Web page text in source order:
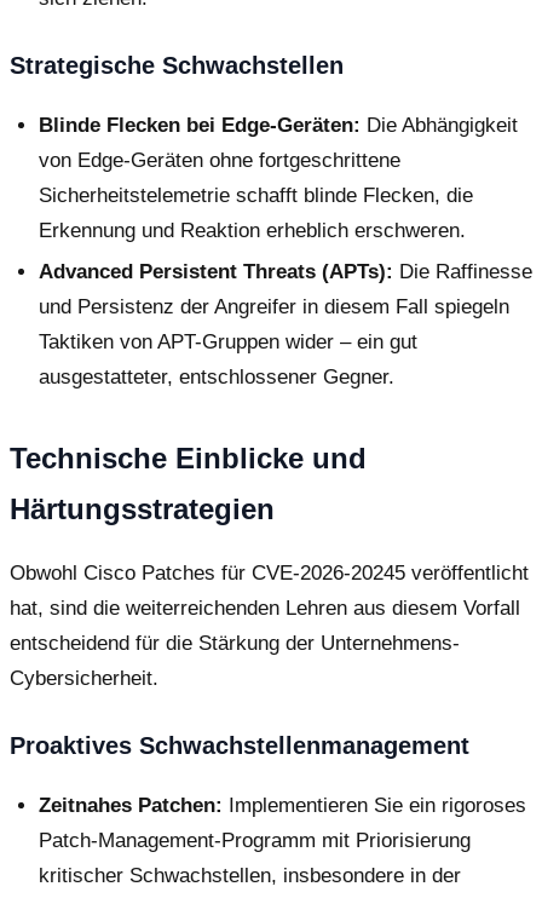
Strategische Schwachstellen
Blinde Flecken bei Edge-Geräten: Die Abhängigkeit
von Edge-Geräten ohne fortgeschrittene
Sicherheitstelemetrie schafft blinde Flecken, die
Erkennung und Reaktion erheblich erschweren.
Advanced Persistent Threats (APTs): Die Raffinesse
und Persistenz der Angreifer in diesem Fall spiegeln
Taktiken von APT-Gruppen wider – ein gut
ausgestatteter, entschlossener Gegner.
Technische Einblicke und
Härtungsstrategien
Obwohl Cisco Patches für CVE-2026-20245 veröffentlicht
hat, sind die weiterreichenden Lehren aus diesem Vorfall
entscheidend für die Stärkung der Unternehmens-
Cybersicherheit.
Proaktives Schwachstellenmanagement
Zeitnahes Patchen:
Implementieren Sie ein rigoroses
Patch-Management-Programm mit Priorisierung
kritischer Schwachstellen, insbesondere in der